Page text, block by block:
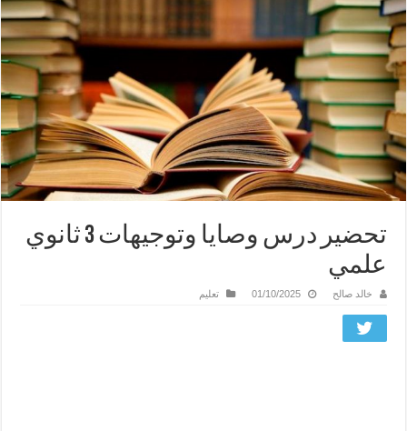
تحضير درس وصايا وتوجيهات 3 ثانوي
علمي
خالد صالح 01/10/2025 تعليم